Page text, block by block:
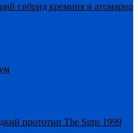
гибрид кремния и атомарно
прототип The Sims 1999